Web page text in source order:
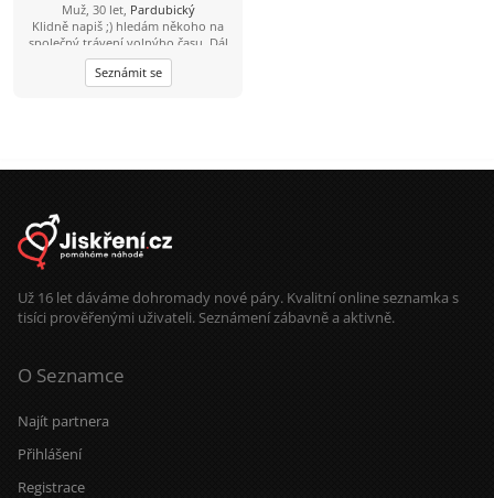
Muž, 30 let, Pardubický
Klidně napiš ;) hledám někoho na
společný trávení volnýho času. Dál
se uvidí podle sympatií. Inteligentní
pohodář, rád sportuju, rád si přečtu
knížku.
Seznámit se
Už 16 let dáváme dohromady nové páry. Kvalitní online seznamka s
tisíci prověřenými uživateli. Seznámení zábavně a aktivně.
O Seznamce
Najít partnera
Přihlášení
Registrace